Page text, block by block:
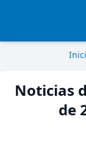
Noticias
de